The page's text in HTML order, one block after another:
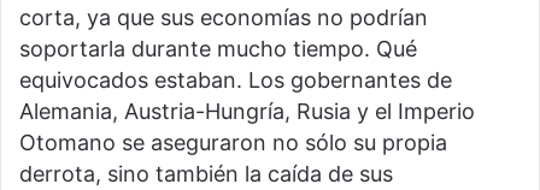
corta, ya que sus economías no podrían
soportarla durante mucho tiempo. Qué
equivocados estaban. Los gobernantes de
Alemania, Austria-Hungría, Rusia y el Imperio
Otomano se aseguraron no sólo su propia
derrota, sino también la caída de sus